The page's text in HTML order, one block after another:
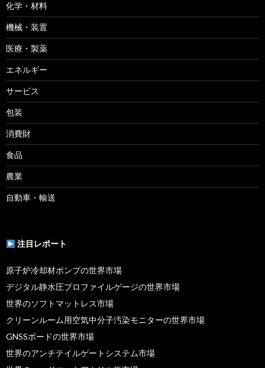
化学・材料
機械・装置
医療・製薬
エネルギー
サービス
包装
消費財
食品
農業
自動車・輸送
注目レポート
原子炉冷却材ポンプの世界市場
デジタル静水圧プロファイルゲージの世界市場
世界のソフトマットレス市場
クリーンルーム用空気中分子汚染モニターの世界市場
GNSSボードの世界市場
世界のアンチテイルゲートシステム市場